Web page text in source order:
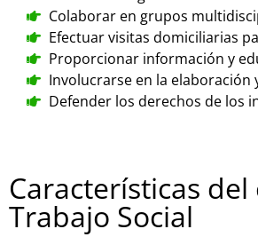
Colaborar en grupos
Efectuar visitas domiciliarias
Proporcionar información y
Involucrarse en la
Defender los derechos de los
Características
Trabajo Social